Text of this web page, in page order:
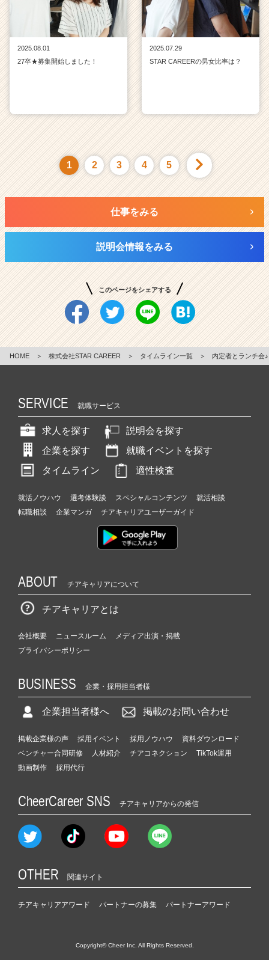
2025.08.01
27卒★募集開始しました！
2025.07.29
STAR CAREERの男女比率は？
1 2 3 4 5
仕事をみる
説明会情報をみる
このページをシェアする
HOME ＞ 株式会社STAR CAREER ＞ タイムライン一覧 ＞ 内定者とランチ会♪
SERVICE 就職サービス
求人を探す
説明会を探す
企業を探す
就職イベントを探す
タイムライン
適性検査
就活ノウハウ 選考体験談 スペシャルコンテンツ
就活相談
転職相談
企業マンガ チアキャリアユーザーガイド
ABOUT チアキャリアについて
チアキャリアとは
会社概要 ニュースルーム
メディア出演・掲載
プライバシーポリシー
BUSINESS 企業・採用担当者様
企業担当者様へ 掲載のお問い合わせ
掲載企業様の声 採用イベント 採用ノウハウ
資料ダウンロード
ベンチャー合同研修
人材紹介 チアコネクション
TikTok運用
動画制作
採用代行
CheerCareer SNS チアキャリアからの発信
OTHER 関連サイト
チアキャリアアワード パートナーの募集 パートナーアワード
Copyright© Cheer Inc. All Rights Reserved.